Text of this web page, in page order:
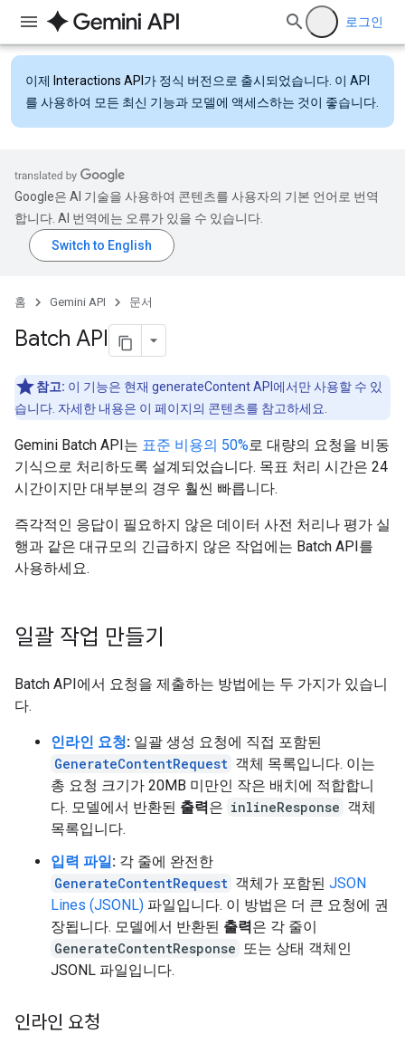
로그인
이제 Interactions API 가 정식 버전으로 출시되었습니다. 이 API
를 사용하여 모든 최신 기능과 모델에 액세스하는 것이 좋습니다.
Google은 AI 기술을 사용하여 콘텐츠를 사용자의 기본 언어로 번역
합니다. AI 번역에는 오류가 있을 수 있습니다.
홈 Gemini API 문서
Batch API
참고: 이 기능은 현재 generateContent API에서만 사용할 수 있
습니다. 자세한 내용은 이 페이지의 콘텐츠를 참고하세요.
Gemini Batch API는 표준 비용의 50%로 대량의 요청을 비동
기식으로 처리하도록 설계되었습니다. 목표 처리 시간은 24
시간이지만 대부분의 경우 훨씬 빠릅니다.
즉각적인 응답이 필요하지 않은 데이터 사전 처리나 평가 실
행과 같은 대규모의 긴급하지 않은 작업에는 Batch API를
사용하세요.
일괄 작업 만들기
Batch API에서 요청을 제출하는 방법에는 두 가지가 있습니
다.
인라인 요청: 일괄 생성 요청에 직접 포함된
GenerateContentRequest 객체 목록입니다. 이는
총 요청 크기가 20MB 미만인 작은 배치에 적합합니
다. 모델에서 반환된 출력은 inlineResponse 객체
목록입니다.
입력 파일: 각 줄에 완전한
GenerateContentRequest 객체가 포함된 JSON
Lines (JSONL) 파일입니다. 이 방법은 더 큰 요청에 권
장됩니다. 모델에서 반환된 출력은 각 줄이
GenerateContentResponse 또는 상태 객체인
JSONL 파일입니다.
인라인 요청